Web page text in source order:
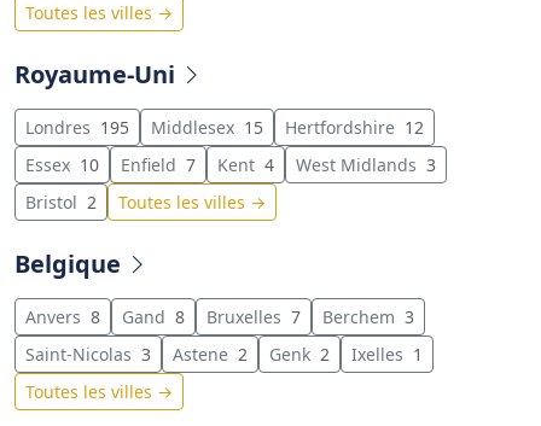
Toutes les villes →
Royaume-Uni
Londres 195 Middlesex 15 Hertfordshire 12
Essex 10 Enfield 7 Kent 4 West Midlands 3
Bristol 2 Toutes les villes →
Belgique
Anvers 8 Gand 8 Bruxelles 7 Berchem 3
Saint-Nicolas 3 Astene 2 Genk 2 Ixelles 1
Toutes les villes →